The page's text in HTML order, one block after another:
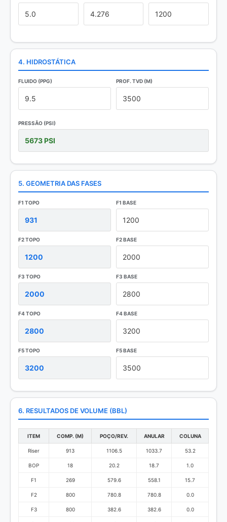
4. HIDROSTÁTICA
FLUIDO (PPG) PROF. TVD (M)
PRESSÃO (PSI)
5. GEOMETRIA DAS FASES
F1 TOPO F1 BASE
F2 TOPO F2 BASE
F3 TOPO F3 BASE
F4 TOPO F4 BASE
F5 TOPO F5 BASE
6. RESULTADOS DE VOLUME (BBL)
ITEM COMP. (M) POÇO/REV. ANULAR COLUNA
Riser 913 1106.5 1033.7 53.2
BOP 18 20.2 18.7 1.0
F1 269 579.6 558.1 15.7
F2 800 780.8 780.8 0.0
F3 800 382.6 382.6 0.0